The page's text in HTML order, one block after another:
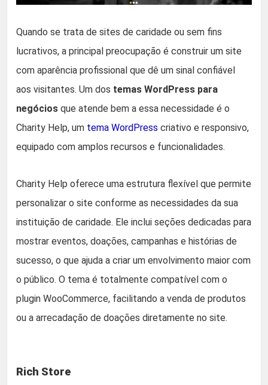
Quando se trata de sites de caridade ou sem fins
lucrativos, a principal preocupação é construir um site
com aparência profissional que dê um sinal confiável
aos visitantes. Um dos temas WordPress para
negócios que atende bem a essa necessidade é o
Charity Help, um tema WordPress criativo e responsivo,
equipado com amplos recursos e funcionalidades.
Charity Help oferece uma estrutura flexível que permite
personalizar o site conforme as necessidades da sua
instituição de caridade. Ele inclui seções dedicadas para
mostrar eventos, doações, campanhas e histórias de
sucesso, o que ajuda a criar um envolvimento maior com
o público. O tema é totalmente compatível com o
plugin WooCommerce, facilitando a venda de produtos
ou a arrecadação de doações diretamente no site.
Rich Store